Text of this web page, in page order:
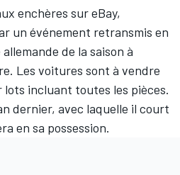
enchères sur eBay,
un événement retransmis en
de la saison à
Les voitures sont à vendre
incluant toutes les pièces.
dernier, avec laquelle il court
en sa possession.